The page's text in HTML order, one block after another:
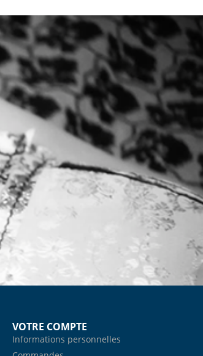
VOTRE COMPTE
Informations personnelles